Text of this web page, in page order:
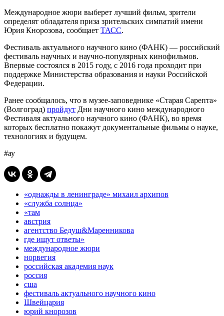
Международное жюри выберет лучший фильм, зрители
определят обладателя приза зрительских симпатий имени
Юрия Кнорозова, сообщает ТАСС.
Фестиваль актуального научного кино (ФАНК) — российский
фестиваль научных и научно-популярных кинофильмов.
Впервые состоялся в 2015 году, с 2016 года проходит при
поддержке Министерства образования и науки Российской
Федерации.
Ранее сообщалось, что в музее-заповеднике «Старая Сарепта»
(Волгоград) пройдут Дни научного кино международного
Фестиваля актуального научного кино (ФАНК), во время
которых бесплатно покажут документальные фильмы о науке,
технологиях и будущем.
#ау
«однажды в ленинграде» михаил архипов
«служба солнца»
«там
австрия
агентство Бедуш&Маренникова
где ищут ответы»
международное жюри
норвегия
российская академия наук
россия
сша
фестиваль актуального научного кино
Швейцария
юрий кнорозов